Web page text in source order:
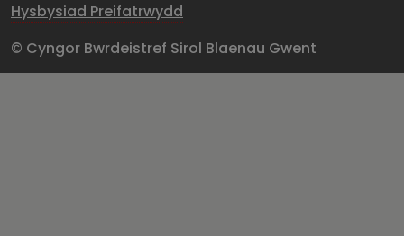
Hysbysiad Preifatrwydd
© Cyngor Bwrdeistref Sirol Blaenau Gwent